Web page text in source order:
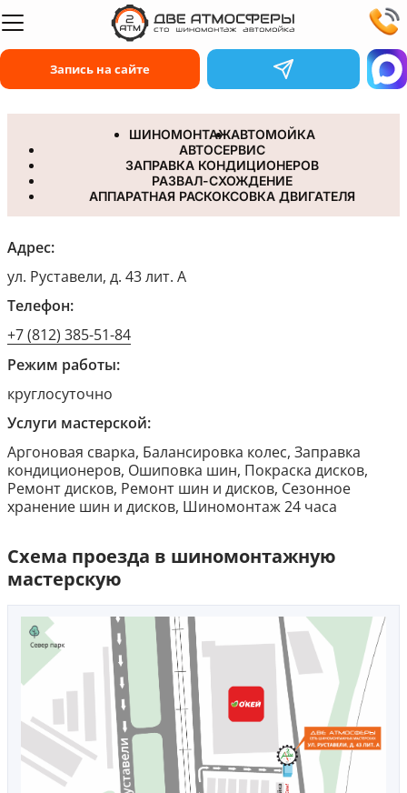
Запись на сайте
ШИНОМОНТАЖАВТОМОЙКА
АВТОСЕРВИС
ЗАПРАВКА КОНДИЦИОНЕРОВ
АППАРАТНАЯ РАСКОКСОВКА ДВИГАТЕЛЯ
РАЗВАЛ-СХОЖДЕНИЕ
Схема проезда в мастерскую
Адрес:
ул. Руставели, д. 43 лит. А
Телефон:
+7 (812) 385-51-84
Режим работы:
круглосуточно
Услуги мастерской:
Аргоновая сварка, Балансировка колес, Заправка
кондиционеров, Ошиповка шин, Покраска дисков,
Ремонт дисков, Ремонт шин и дисков, Сезонное
хранение шин и дисков, Шиномонтаж 24 часа
Схема проезда в шиномонтажную
мастерскую